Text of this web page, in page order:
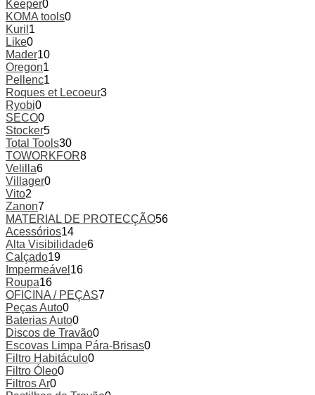
Keeper0
KOMA tools0
Kuril 1
Like0
Mader10
Oregon1
Pellenc1
Roques et Lecoeur3
Ryobi0
SECO0
Stocker5
Total Tools30
TOWORKFOR8
Velilla6
Villager0
Vito2
Zanon7
MATERIAL DE PROTECÇÃO56
Acessórios14
Alta Visibilidade6
Calçado19
Impermeável 16
Roupa16
OFICINA / PEÇAS7
Peças Auto0
Baterias Auto0
Discos de Travão0
Escovas Limpa Pára-Brisas0
Filtro Habitáculo0
Filtro Óleo0
Filtros Ar0